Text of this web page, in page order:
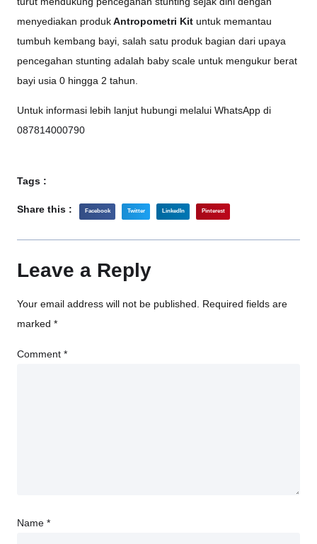
menyediakan produkAntropometri Kit untuk memantau
tumbuh kembang bayi, salah satu produk bagian dari upaya
pencegahan stunting adalah baby scale untuk mengukur berat
bayi usia 0 hingga 2 tahun.
Untuk informasi lebih lanjut hubungi melalui WhatsApp di
087814000790
Tags :
Share this : Facebook Twitter LinkedIn Pinterest
Leave a Reply
Your email address will not be published.
Required fields are
marked *
Comment *
Name *